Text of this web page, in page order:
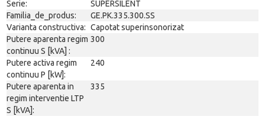
Serie:
SUPERSILENT
Familia_de_produs:
GE.PK.335.300.SS
Varianta constructiva: Capotat superinsonorizat
Putere aparenta regim
continuu S [kVA] :
300
Putere activa regim
continuu P [kW]:
240
Putere aparenta in
regim interventie LTP
S [kVA]:
335